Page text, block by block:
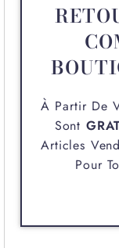
À Partir De
Sont
Articles
Pour